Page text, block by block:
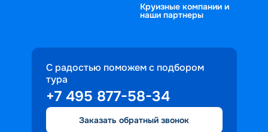
Круизные компании и
наши партнеры
С радостью поможем с подбором
тура
+7 495 877-58-34
Заказать обратный звонок